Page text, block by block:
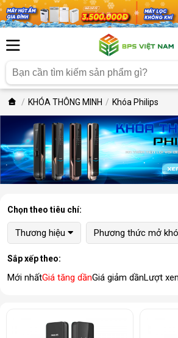
KHÓA THÔNG MINH Khóa Philips
Chọn theo tiêu chí:
Thương hiệu Phương thức mở
Sắp xếp theo:
Mới nhấtGiá tăng dầnGiá giảm dầnLượt